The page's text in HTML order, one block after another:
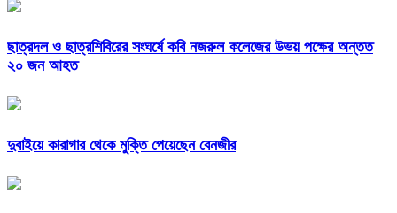
ছাত্রদল ও ছাত্রশিবিরের সংঘর্ষে কবি নজরুল কলেজের উভয় পক্ষের অন্তত
২০ জন আহত
দুবাইয়ে কারাগার থেকে মুক্তি পেয়েছেন বেনজীর